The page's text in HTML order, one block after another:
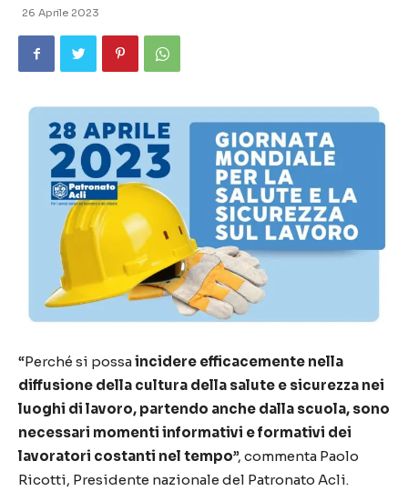
26 Aprile 2023
“Perché si possaincidere efficacemente nella
diffusione della cultura della salute e sicurezza nei
luoghi di lavoro, partendo anche dalla scuola, sono
necessari momenti informativi e formativi dei
lavoratori costanti nel tempo”, commenta Paolo
Ricotti, Presidente nazionale del Patronato Acli.